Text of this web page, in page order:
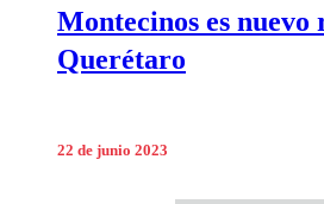
Montecinos es nuevo
Querétaro
22 de junio 2023